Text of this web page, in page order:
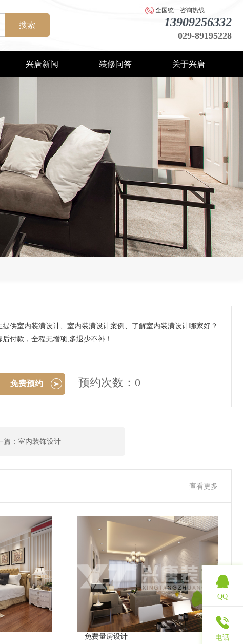
搜索
全国统一咨询热线
13909256332
029-89195228
兴唐新闻 装修问答 关于兴唐
供室内装潢设计、室内装潢设计案例、了解室内装潢设计哪家好？
付款，全程无增项,多退少不补！
免费预约 预约次数：0
篇：室内装饰设计
查看更多
免费量房设计
QQ
电话